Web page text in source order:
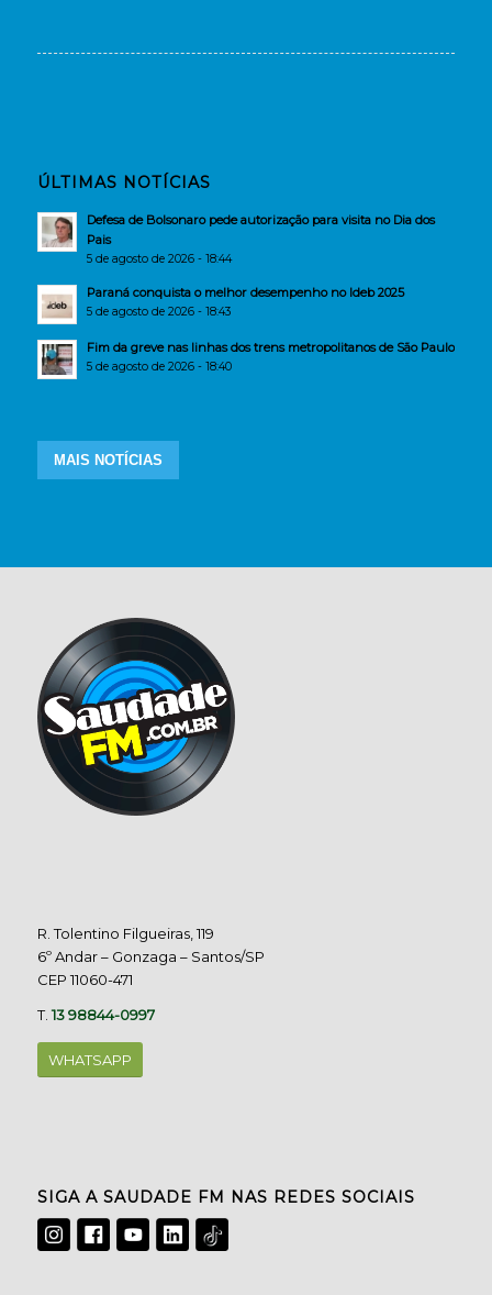
ÚLTIMAS NOTÍCIAS
Defesa de Bolsonaro pede autorização para visita no Dia dos
Pais
5 de agosto de 2026 - 18:44
Paraná conquista o melhor desempenho no Ideb 2025
5 de agosto de 2026 - 18:43
Fim da greve nas linhas dos trens metropolitanos de São Paulo
5 de agosto de 2026 - 18:40
MAIS NOTÍCIAS
R. Tolentino Filgueiras, 119
6º Andar – Gonzaga – Santos/SP
CEP 11060-471
T.13 98844-0997
WHATSAPP
SIGA A SAUDADE FM NAS REDES SOCIAIS